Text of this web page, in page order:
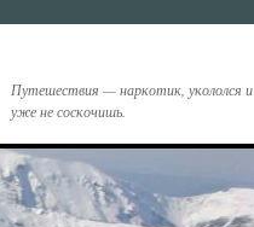
Путешествия — наркотик, укололся и
уже не соскочишь.